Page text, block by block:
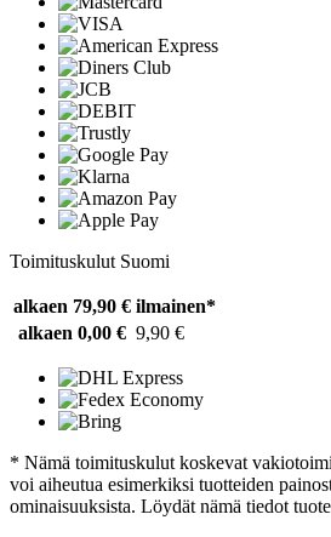
Toimituskulut Suomi
alkaen 79,90 € ilmainen*
alkaen 0,00 € 9,90 €
* Nämä toimituskulut koskevat
voi aiheutua esimerkiksi tuotteiden
ominaisuuksista. Löydät nämä tiedot